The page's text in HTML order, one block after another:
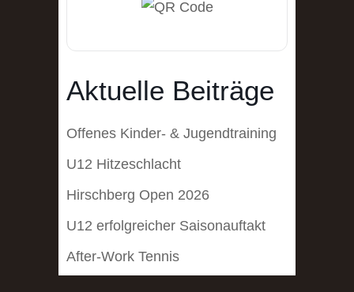
Aktuelle Beiträge
Offenes Kinder- & Jugendtraining
U12 Hitzeschlacht
Hirschberg Open 2026
U12 erfolgreicher Saisonauftakt
After-Work Tennis